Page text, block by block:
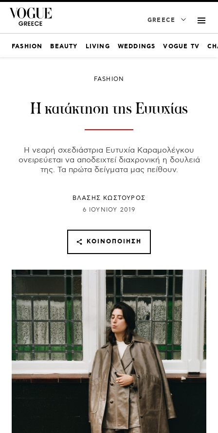
GREECE
FASHION BEAUTY LIVING WEDDINGS VOGUE TV
FASHION
Η κατάκτηση της Ευτυχίας
Η νεαρή σχεδιάστρια Ευτυχία Καραμολέγκου
ονειρεύεται να αποδειχτεί διαχρονική η δουλειά
της. Τα πρώτα δείγματα μας πείθουν.
ΒΛΑΣΗΣ ΚΩΣΤΟΥΡΟΣ
6 ΙΟΥΝΊΟΥ 2019
ΚΟΙΝΟΠΟΊΗΣΗ